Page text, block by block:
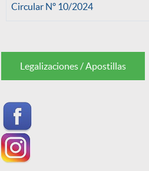
Circular Nº 10/2024